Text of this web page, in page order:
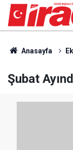
Anasayfa
Şubat